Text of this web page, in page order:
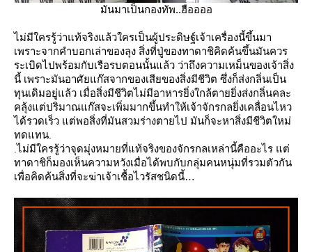
มันมาเป็นกองทัพ..ฮืออออ
ไม่มีใครรู้ว่าแท้จริงแล้วใครเป็นผู้ประดิษฐ์เจ้าเครื่องนี้ขึ้นมา
เพราะจากคำบอกเล่าของลุง สิ่งที่ปู่ของทาดาชิคิดค้นขึ้นมันควร
ระเบิดไปพร้อมกับเรือรบตอนนั้นแล้ว ว่าถึงความเหม็นของเจ้าสิ่ง
นี้ เพราะมันอาศัยแก๊สจากของเสียของสิ่งมีชีวิต ซึ่งก็ส่งกลิ่นเป็น
ทุนเดิมอยู่แล้ว เมื่อสิ่งมีชีวิตไม่มีอาหารยิ่งใกล้ตายยิ่งส่งกลิ่นคละ
คลุ้งแต่ปริมาณแก๊สจะเพิ่มมากขึ้นทำให้เจ้าจักรกลยิ่งเคลื่อนไหว
ได้รวดเร็ว แต่พอสิ่งที่มันสวมร่างตายไป มันก็จะหาสิ่งมีชีวิตใหม่
ทดแทน
ไม่มีใครรู้ว่าจุดมุ่งหมายที่แท้จริงของจักรกลเหล่านี้คืออะไร แต่
ทาดาชิก็มองเห็นความหวังเมื่อได้พบกับกลุ่มคนหนุ่มที่รวมตัวกัน
เพื่อคิดค้นสิ่งที่จะฆ่าเจ้าเชื้อไวรัสชนิดนี้